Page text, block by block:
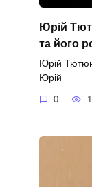
Юрій
та його
Юрій
Юрій
0 1